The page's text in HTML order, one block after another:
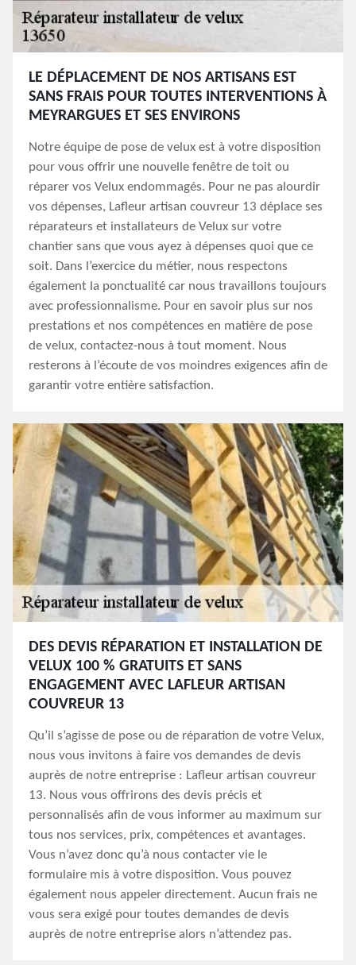
LE DÉPLACEMENT DE NOS ARTISANS EST
SANS FRAIS POUR TOUTES INTERVENTIONS À
MEYRARGUES ET SES ENVIRONS
Notre équipe de pose de velux est à votre disposition
pour vous offrir une nouvelle fenêtre de toit ou
réparer vos Velux endommagés. Pour ne pas alourdir
vos dépenses, Lafleur artisan couvreur 13 déplace ses
réparateurs et installateurs de Velux sur votre
chantier sans que vous ayez à dépenses quoi que ce
soit. Dans l’exercice du métier, nous respectons
également la ponctualité car nous travaillons toujours
avec professionnalisme. Pour en savoir plus sur nos
prestations et nos compétences en matière de pose
de velux, contactez-nous à tout moment. Nous
resterons à l’écoute de vos moindres exigences afin de
garantir votre entière satisfaction.
DES DEVIS RÉPARATION ET INSTALLATION DE
VELUX 100 % GRATUITS ET SANS
ENGAGEMENT AVEC LAFLEUR ARTISAN
COUVREUR 13
Qu’il s’agisse de pose ou de réparation de votre Velux,
nous vous invitons à faire vos demandes de devis
auprès de notre entreprise : Lafleur artisan couvreur
13. Nous vous offrirons des devis précis et
personnalisés afin de vous informer au maximum sur
tous nos services, prix, compétences et avantages.
Vous n’avez donc qu’à nous contacter vie le
formulaire mis à votre disposition. Vous pouvez
également nous appeler directement. Aucun frais ne
vous sera exigé pour toutes demandes de devis
auprès de notre entreprise alors n’attendez pas.